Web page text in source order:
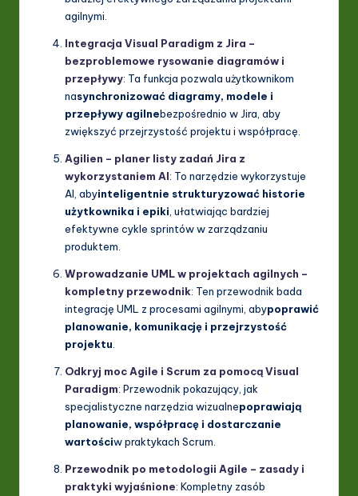
agilnymi.
Integracja Visual Paradigm z Jira –
bezproblemowe rysowanie diagramów i
przepływy: Ta funkcja pozwala użytkownikom
nasynchronizować diagramy, modele i
przepływy agilnebezpośrednio w Jira, aby
zwiększyć przejrzystość projektu i współpracę.
Agilien – planer listy zadań Jira z
wykorzystaniem AI: To narzędzie wykorzystuje
AI, abyinteligentnie strukturyzować historie
użytkownika i epiki , ułatwiając bardziej
efektywne cykle sprintów w zarządzaniu
produktem.
Wprowadzanie UML w projektach agilnych –
kompletny przewodnik: Ten przewodnik bada
integrację UML z procesami agilnymi, abypoprawić
planowanie, komunikację i przejrzystość
projektu
Odkryj moc Agile i Scrum za pomocą Visual
Paradigm: Przewodnik pokazujący, jak
specjalistyczne narzędzia wizualnepoprawiają
planowanie, współpracę i dostarczanie
wartościw praktykach Scrum.
Przewodnik po metodologii Agile – zasady i
praktyki wyjaśnione: Kompletny zasób